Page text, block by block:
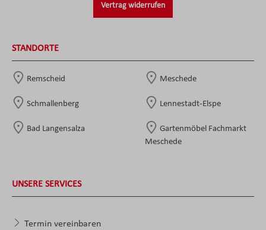
Vertrag widerrufen
STANDORTE
Remscheid Meschede
Schmallenberg Lennestadt-Elspe
Bad Langensalza
Gartenmöbel Fachmarkt
Meschede
UNSERE SERVICES
Termin vereinbaren